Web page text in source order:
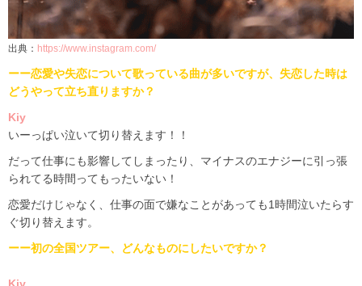
出典： https://www.instagram.com/
ーー恋愛や失恋について歌っている曲が多いですが、失恋した時は
どうやって立ち直りますか？
Kiy
いーっぱい泣いて切り替えます！！
だって仕事にも影響してしまったり、マイナスのエナジーに引っ張
られてる時間ってもったいない！
恋愛だけじゃなく、仕事の面で嫌なことがあっても1時間泣いたらす
ぐ切り替えます。
ーー初の全国ツアー、どんなものにしたいですか？